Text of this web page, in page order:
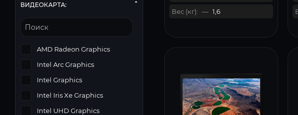
Вес (кг): — 1,6
ВИДЕОКАРТА:
AMD Radeon Graphics
Intel Arc Graphics
Intel Graphics
Intel Iris Xe Graphics
Intel UHD Graphics